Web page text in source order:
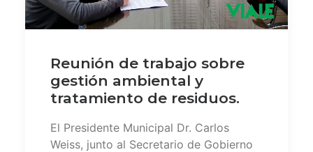
Reunión de trabajo sobre
gestión ambiental y
tratamiento de residuos.
El Presidente Municipal Dr. Carlos
Weiss, junto al Secretario de Gobierno